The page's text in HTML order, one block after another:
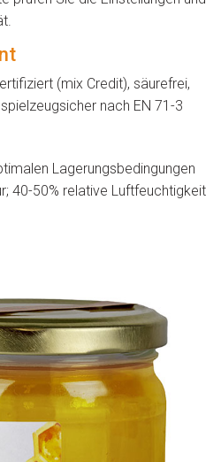
(mix Credit), säurefrei,
nach EN 71-3
Lagerungsbedingungen
40-50% relative Luftfeuchtigkeit